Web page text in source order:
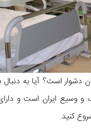
دشوار است؟ آیا به
وسیع ایران است و
کنید.